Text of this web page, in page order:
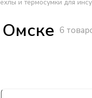
и термосумки для
6